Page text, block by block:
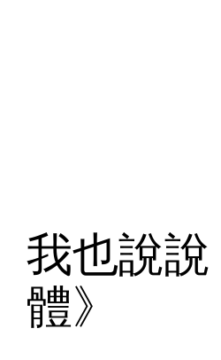
我也說
體》